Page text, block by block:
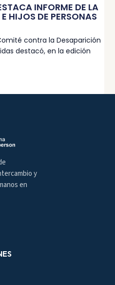
INFORME DE LA
HIJOS DE PERSONAS
contra la Desaparición
destacó, en la edición
y
en